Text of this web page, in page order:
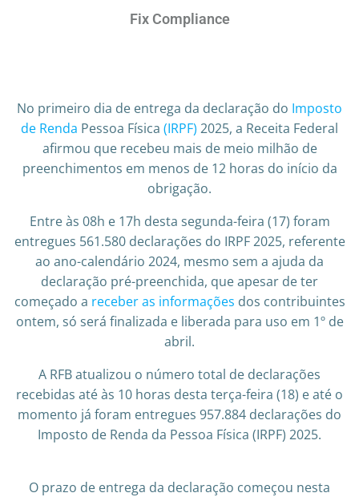
Fix Compliance
No primeiro dia de entrega da declaração do Imposto
de Renda Pessoa Física (IRPF) 2025, a Receita Federal
afirmou que recebeu mais de meio milhão de
preenchimentos em menos de 12 horas do início da
obrigação.
Entre às 08h e 17h desta segunda-feira (17) foram
entregues 561.580 declarações do IRPF 2025, referente
ao ano-calendário 2024, mesmo sem a ajuda da
declaração pré-preenchida, que apesar de ter
começado a receber as informações dos contribuintes
ontem, só será finalizada e liberada para uso em 1º de
abril.
A RFB atualizou o número total de declarações
recebidas até às 10 horas desta terça-feira (18) e até o
momento já foram entregues 957.884 declarações do
Imposto de Renda da Pessoa Física (IRPF) 2025.
O prazo de entrega da declaração começou nesta